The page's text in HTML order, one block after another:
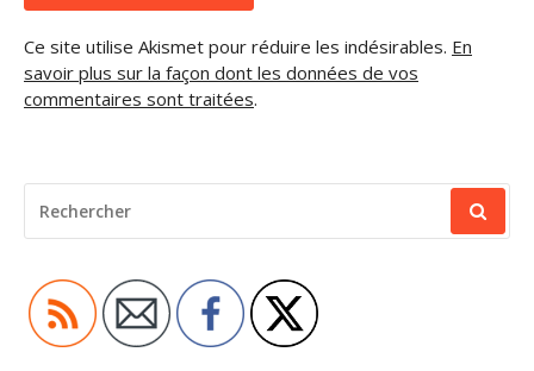
Ce site utilise Akismet pour réduire les indésirables. En
savoir plus sur la façon dont les données de vos
commentaires sont traitées.
POUR
: